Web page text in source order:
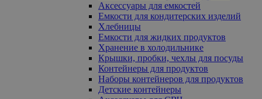
Аксессуары для емкостей
Емкости для кондитерских изделий
Хлебницы
Емкости для жидких продуктов
Хранение в холодильнике
Крышки, пробки, чехлы для посуды
Контейнеры для продуктов
Наборы контейнеров для продуктов
Детские контейнеры